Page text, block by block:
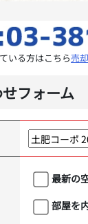
いる方はこちら売
フォーム
最新の
部屋を